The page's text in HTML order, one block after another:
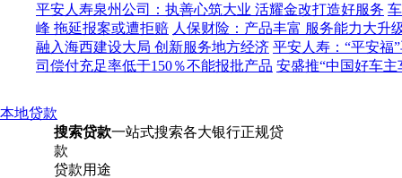
平安人寿泉州公司：执善心筑大业 活耀金改打造好服务
峰 拖延报案或遭拒赔 人保财险：产品丰富 服务能力大升
融入海西建设大局 创新服务地方经济 平安人寿：“平安福
司偿付充足率低于150％不能报批产品 安盛推“中国好车
本地贷款
搜索贷款一站式搜索各大银行正规贷
款
贷款用途